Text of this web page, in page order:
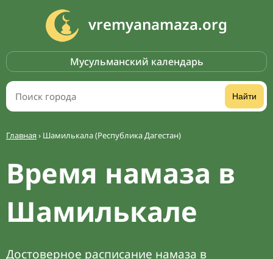
vremyanamaza.org
Мусульманский календарь
Найти
Главная› Шамилькала (Республика Дагестан)
Время намаза в
Шамилькале
Достоверное расписание намаза в